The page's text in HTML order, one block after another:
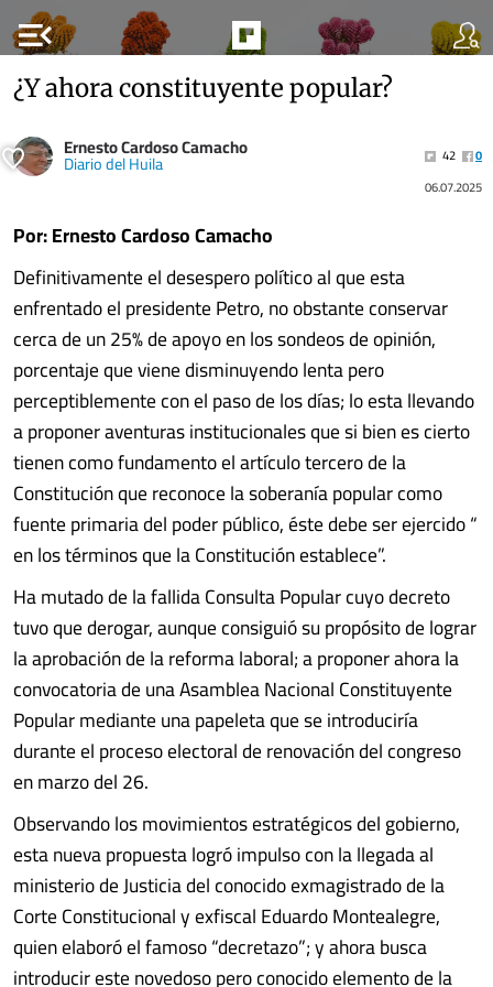
menu_open
¿Y ahora constituyente popular?
Ernesto Cardoso Camacho
Diario del Huila 42
0
06.07.2025
Por: Ernesto Cardoso Camacho
Definitivamente el desespero político al que esta
enfrentado el presidente Petro, no obstante conservar
cerca de un 25% de apoyo en los sondeos de opinión,
porcentaje que viene disminuyendo lenta pero
perceptiblemente con el paso de los días; lo esta llevando
a proponer aventuras institucionales que si bien es cierto
tienen como fundamento el artículo tercero de la
Constitución que reconoce la soberanía popular como
fuente primaria del poder público, éste debe ser ejercido “
en los términos que la Constitución establece”.
Ha mutado de la fallida Consulta Popular cuyo decreto
tuvo que derogar, aunque consiguió su propósito de lograr
la aprobación de la reforma laboral; a proponer ahora la
convocatoria de una Asamblea Nacional Constituyente
Popular mediante una papeleta que se introduciría
durante el proceso electoral de renovación del congreso
en marzo del 26.
Observando los movimientos estratégicos del gobierno,
esta nueva propuesta logró impulso con la llegada al
ministerio de Justicia del conocido exmagistrado de la
Corte Constitucional y exfiscal Eduardo Montealegre,
quien elaboró el famoso “decretazo”; y ahora busca
introducir este novedoso pero conocido elemento de la